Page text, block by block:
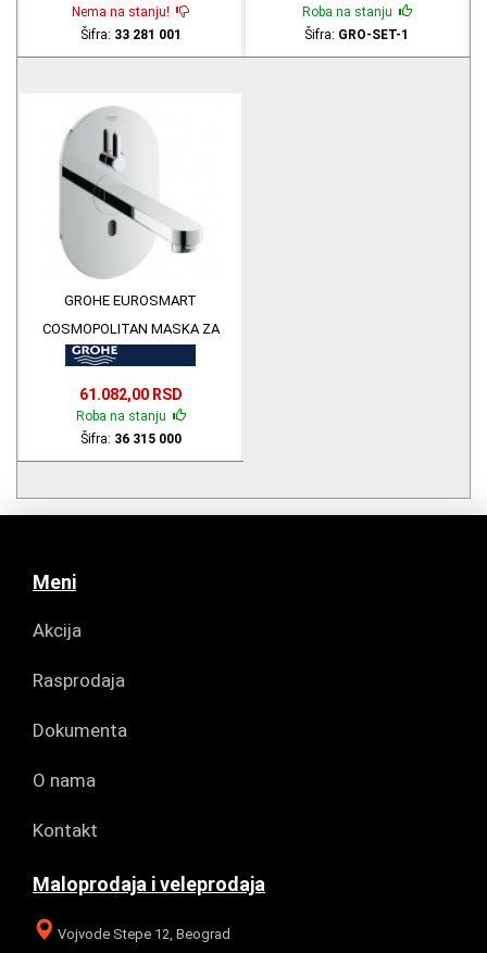
Nema na stanju!
Šifra: 33 281 001
Roba na stanju
Šifra: GRO-SET-1
GROHE EUROSMART
COSMOPOLITAN MASKA ZA
LAVABO SENZORSKA 36315000
61.082,00 RSD
Roba na stanju
Šifra: 36 315 000
Meni
Akcija
Rasprodaja
Dokumenta
O nama
Kontakt
Maloprodaja i veleprodaja
Vojvode Stepe 12, Beograd